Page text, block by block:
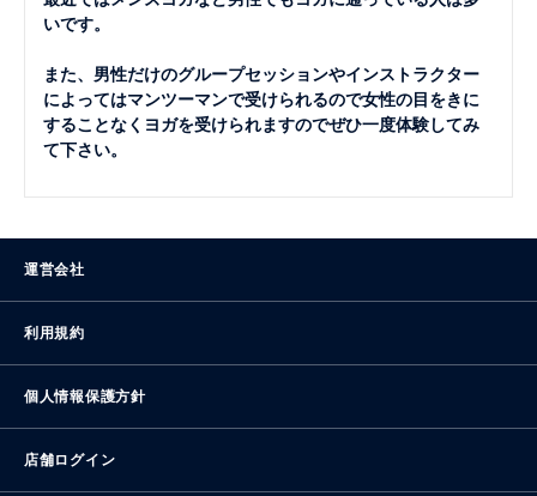
いです。
また、男性だけのグループセッションやインストラクター
によってはマンツーマンで受けられるので女性の目をきに
することなくヨガを受けられますのでぜひ一度体験してみ
て下さい。
運営会社
利用規約
個人情報保護方針
店舗ログイン